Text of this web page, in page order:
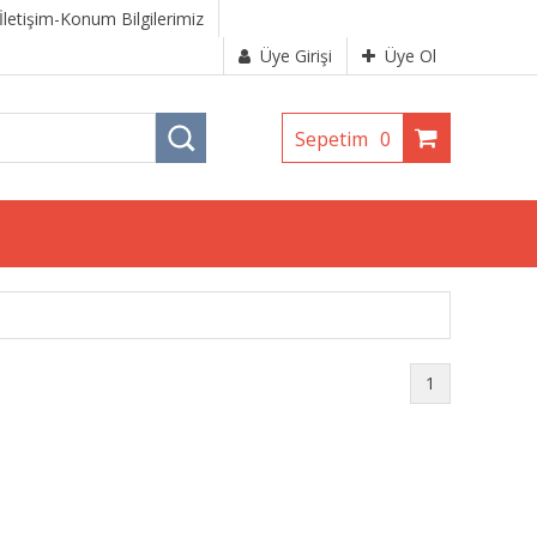
İletişim-Konum Bilgilerimiz
Üye Girişi
Üye Ol
Sepetim 0
1